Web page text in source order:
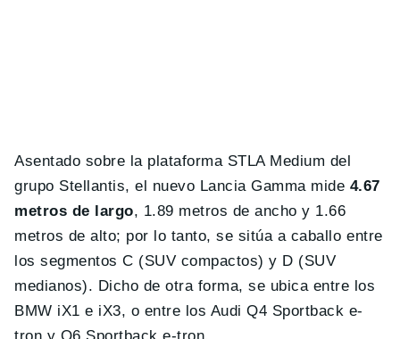
Asentado sobre la plataforma STLA Medium del
grupo Stellantis, el nuevo Lancia Gamma mide 4.67
metros de largo, 1.89 metros de ancho y 1.66
metros de alto; por lo tanto, se sitúa a caballo entre
los segmentos C (SUV compactos) y D (SUV
medianos). Dicho de otra forma, se ubica entre los
BMW iX1 e iX3, o entre los Audi Q4 Sportback e-